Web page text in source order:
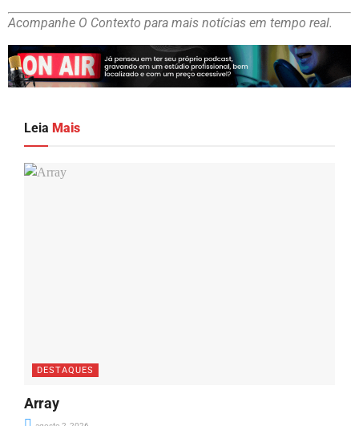
Acompanhe O Contexto para mais notícias em tempo real.
Leia Mais
DESTAQUES
Array